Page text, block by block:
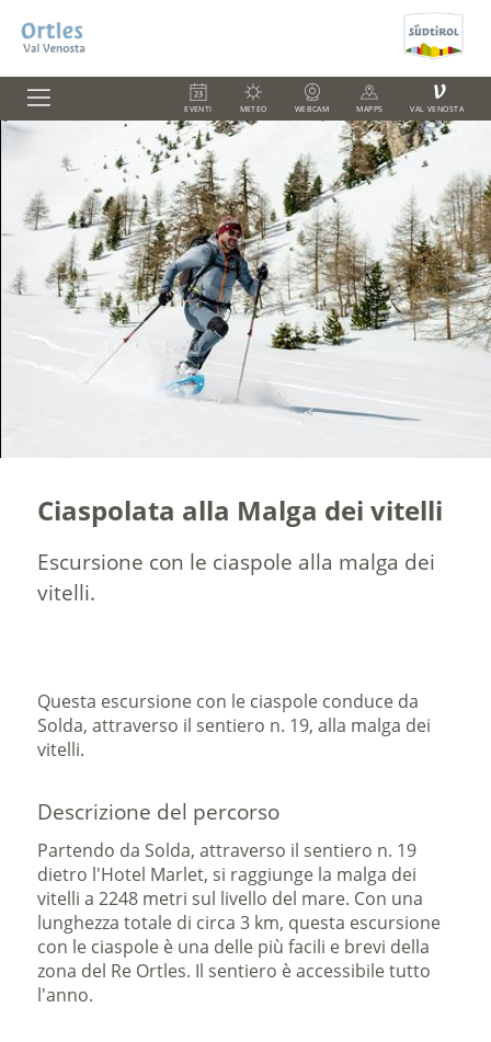
EVENTI METEO WEBCAM MAPPS
V
VAL VENOSTA
Ciaspolata alla Malga dei vitelli
Escursione con le ciaspole alla malga dei
vitelli.
Questa escursione con le ciaspole conduce da
Solda, attraverso il sentiero n. 19, alla malga dei
vitelli.
Descrizione del percorso
Partendo da Solda, attraverso il sentiero n. 19
dietro l'Hotel Marlet, si raggiunge la malga dei
vitelli a 2248 metri sul livello del mare. Con una
lunghezza totale di circa 3 km, questa escursione
con le ciaspole è una delle più facili e brevi della
zona del Re Ortles. Il sentiero è accessibile tutto
l'anno.